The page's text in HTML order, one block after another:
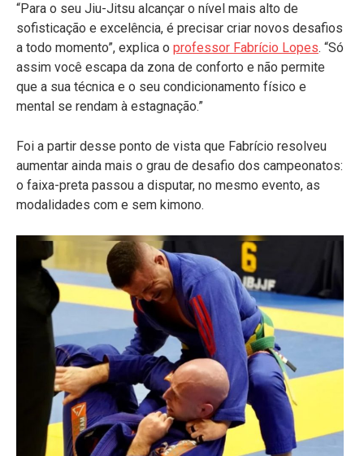
“Para o seu Jiu-Jitsu alcançar o nível mais alto de
sofisticação e excelência, é precisar criar novos desafios
a todo momento”, explica o professor Fabrício Lopes. “Só
assim você escapa da zona de conforto e não permite
que a sua técnica e o seu condicionamento físico e
mental se rendam à estagnação.”
Foi a partir desse ponto de vista que Fabrício resolveu
aumentar ainda mais o grau de desafio dos campeonatos:
o faixa-preta passou a disputar, no mesmo evento, as
modalidades com e sem kimono.